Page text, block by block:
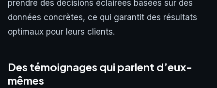
prendre des décisions éclairées basées sur des
données concrètes, ce qui garantit des résultats
optimaux pour leurs clients.
Des témoignages qui parlent d’eux-
mêmes